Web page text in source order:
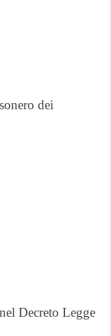
dei
Decreto Legge